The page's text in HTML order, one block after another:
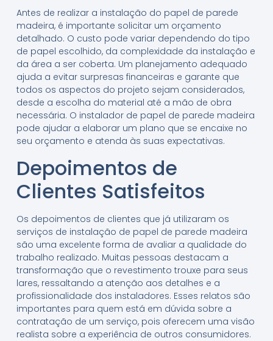
Antes de realizar a instalação do papel de parede
madeira, é importante solicitar um orçamento
detalhado. O custo pode variar dependendo do tipo
de papel escolhido, da complexidade da instalação e
da área a ser coberta. Um planejamento adequado
ajuda a evitar surpresas financeiras e garante que
todos os aspectos do projeto sejam considerados,
desde a escolha do material até a mão de obra
necessária. O instalador de papel de parede madeira
pode ajudar a elaborar um plano que se encaixe no
seu orçamento e atenda às suas expectativas.
Depoimentos de
Clientes Satisfeitos
Os depoimentos de clientes que já utilizaram os
serviços de instalação de papel de parede madeira
são uma excelente forma de avaliar a qualidade do
trabalho realizado. Muitas pessoas destacam a
transformação que o revestimento trouxe para seus
lares, ressaltando a atenção aos detalhes e a
profissionalidade dos instaladores. Esses relatos são
importantes para quem está em dúvida sobre a
contratação de um serviço, pois oferecem uma visão
realista sobre a experiência de outros consumidores.